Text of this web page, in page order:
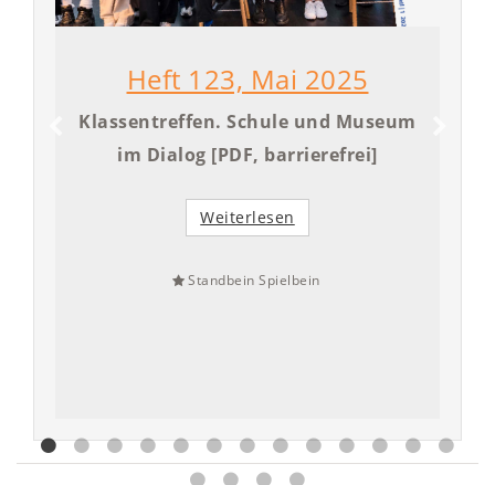
Heft 123, Mai 2025
Klassentreffen. Schule und Museum
im Dialog [PDF, barrierefrei]
Weiterlesen
Standbein Spielbein